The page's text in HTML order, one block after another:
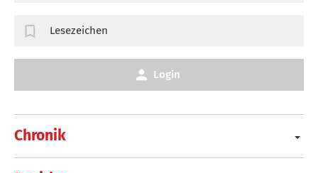
Chronik
Lesezeichen
Login